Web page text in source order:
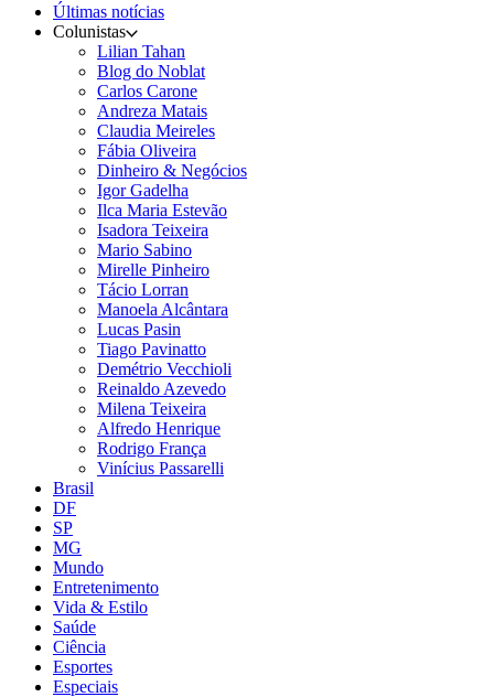
Últimas notícias
Colunistas
Lilian Tahan
Blog do Noblat
Carlos Carone
Andreza Matais
Claudia Meireles
Fábia Oliveira
Dinheiro & Negócios
Igor Gadelha
Ilca Maria Estevão
Isadora Teixeira
Mario Sabino
Mirelle Pinheiro
Tácio Lorran
Manoela Alcântara
Lucas Pasin
Tiago Pavinatto
Demétrio Vecchioli
Reinaldo Azevedo
Milena Teixeira
Alfredo Henrique
Rodrigo França
Vinícius Passarelli
Brasil
DF
SP
MG
Mundo
Entretenimento
Vida & Estilo
Saúde
Ciência
Esportes
Especiais